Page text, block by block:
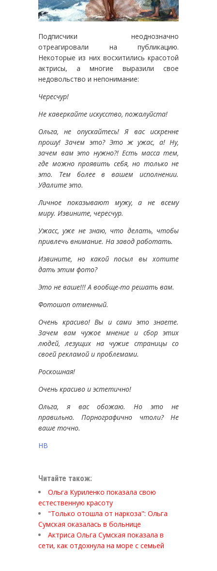
Подписчики неоднозначно
отреагировали на публикацию.
Некоторые из них восхитились красотой
актрисы, а многие выразили свое
недовольство и непонимание:
Чересчур!
Не каверкайте искусство, пожалуйста!
Ольга, не опускайтесь! Я вас искренне
прошу! Зачем это? Это ж ужас, а! Ну,
зачем вам это нужно?! Есть масса тем,
где можно проявить себя, но только не
это. Тем более в вашем исполнении.
Удалите это.
Личное показывают мужу, а не всему
миру. Извините, чересчур.
Ужасс, уже не знаю, что делать, чтобы
привлечь внимание. На завод работать.
Извините, но какой посыл вы хотите
дать этим фото?
Это не ваше!!! А вообще-то решать вам.
Фотошоп отменный.
Очень красиво! Вы и сами это знаете.
Зачем вам чужое мнение и сбор этих
людей, лезущих на чужие страницы со
своей рекламой и проблемами.
Роскошная!
Очень красиво и эстетично!
Ольга, я вас обожаю. Но это не
правильно. Порнографично чтоли? Не
ваше точно.
НВ
Читайте також:
Ольга Куриленко показала свою
естественную красоту
"Только отошла от наркоза": Ольга
Сумская оказалась в больнице
Актриса Ольга Сумская показала в
сети, как отдохнула на море с семьей